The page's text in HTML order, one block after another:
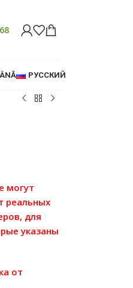
РУССКИЙ
могут
реальных
для
указаны
от